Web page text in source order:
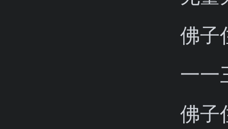
佛子
一一
佛子